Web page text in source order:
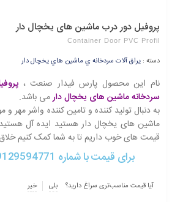
پروفیل دور درب ماشین های یخچال دار
Container Door PVC Profil
دسته : يراق آلات سردخانه ي ماشين هاي يخچال دار
نام این محصول پارس فیدار صنعت ،
سردخانه ماشین های یخچال دارمی باشد.
ماشین های یخچال دار هستید ایده آل
قیمت های خوب داریم تا به شما کمک کنیم
برای قیمت با شماره 09129594771 تماس بگیرید
آیا قیمت مناسب‌تری سراغ دارید؟ بلی خیر